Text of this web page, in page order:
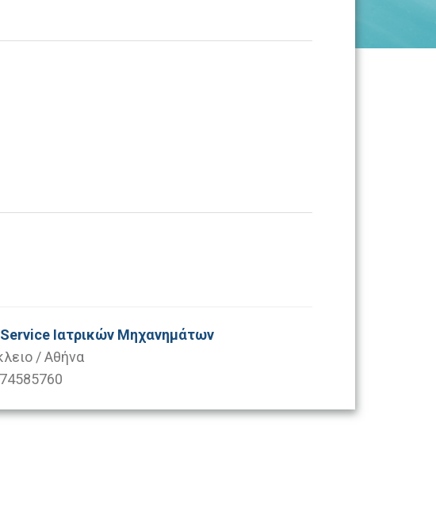
Ιατρικών Μηχανημάτων
/ Αθήνα